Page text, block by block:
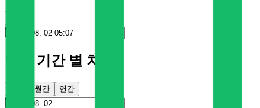
멜론 기간 별 차트
월간 연간